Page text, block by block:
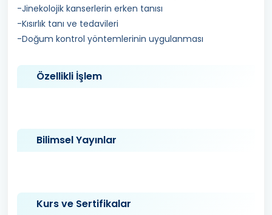
-Jinekolojik kanserlerin erken tanısı
-Kısırlık tanı ve tedavileri
-Doğum kontrol yöntemlerinin uygulanması
Özellikli İşlem
Bilimsel Yayınlar
Kurs ve Sertifikalar